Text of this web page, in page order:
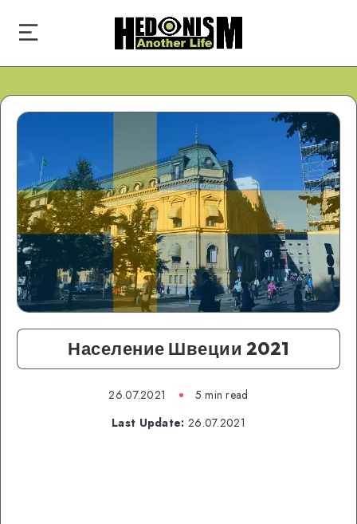
Население Швеции 2021
26.07.2021
5 min read
Last Update: 26.07.2021